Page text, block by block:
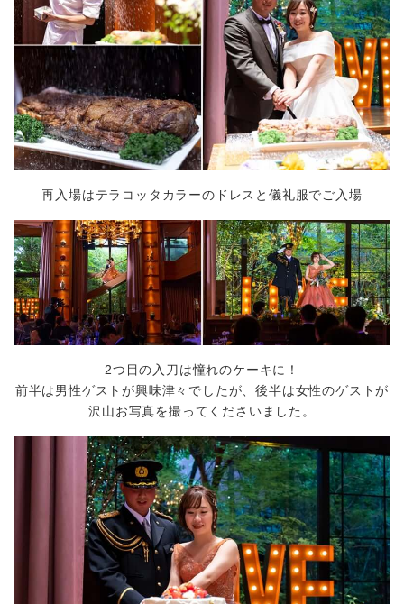
再入場はテラコッタカラーのドレスと儀礼服でご入場
2つ目の入刀は憧れのケーキに！
前半は男性ゲストが興味津々でしたが、後半は女性のゲストが
沢山お写真を撮ってくださいました。